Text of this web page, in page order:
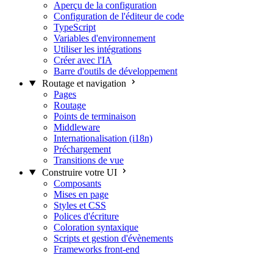
Aperçu de la configuration
Configuration de l'éditeur de code
TypeScript
Variables d'environnement
Utiliser les intégrations
Créer avec l'IA
Barre d'outils de développement
Routage et navigation
Pages
Routage
Points de terminaison
Middleware
Internationalisation (i18n)
Préchargement
Transitions de vue
Construire votre UI
Composants
Mises en page
Styles et CSS
Polices d'écriture
Coloration syntaxique
Scripts et gestion d'évènements
Frameworks front-end